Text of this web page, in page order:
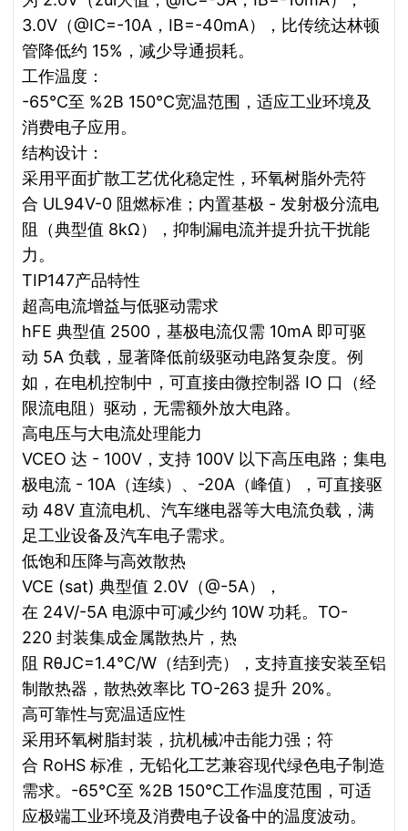
3.0V（@IC=-10A，IB=-40mA），比传统达林顿
管降低约 15%，减少导通损耗。
工作温度：
-65℃至 %2B 150℃宽温范围，适应工业环境及
消费电子应用。
结构设计：
采用平面扩散工艺优化稳定性，环氧树脂外壳符
合 UL94V-0 阻燃标准；内置基极 - 发射极分流电
阻（典型值 8kΩ），抑制漏电流并提升抗干扰能
力。
TIP147产品特性
超高电流增益与低驱动需求
hFE 典型值 2500，基极电流仅需 10mA 即可驱
动 5A 负载，显著降低前级驱动电路复杂度。例
如，在电机控制中，可直接由微控制器 IO 口（经
限流电阻）驱动，无需额外放大电路。
高电压与大电流处理能力
VCEO 达 - 100V，支持 100V 以下高压电路；集电
极电流 - 10A（连续）、-20A（峰值），可直接驱
动 48V 直流电机、汽车继电器等大电流负载，满
足工业设备及汽车电子需求。
低饱和压降与高效散热
VCE (sat) 典型值 2.0V（@-5A），
在 24V/-5A 电源中可减少约 10W 功耗。TO-
220 封装集成金属散热片，热
阻 RθJC=1.4℃/W（结到壳），支持直接安装至铝
制散热器，散热效率比 TO-263 提升 20%。
高可靠性与宽温适应性
采用环氧树脂封装，抗机械冲击能力强；符
合 RoHS 标准，无铅化工艺兼容现代绿色电子制造
需求。-65℃至 %2B 150℃工作温度范围，可适
应极端工业环境及消费电子设备中的温度波动。